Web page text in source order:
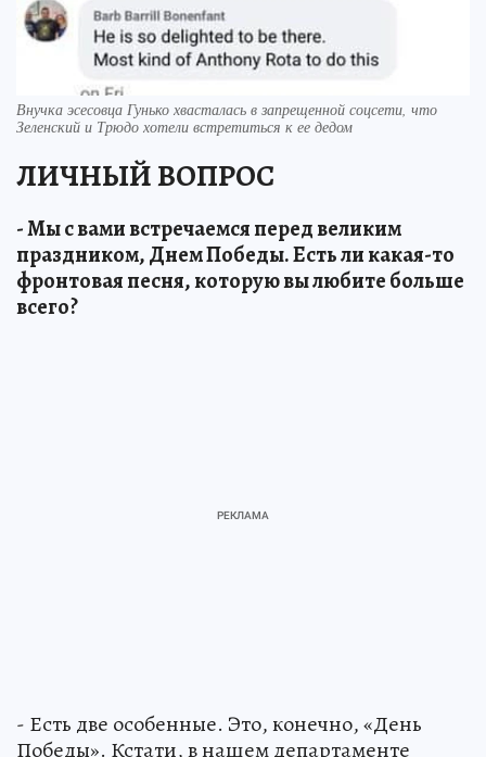
Внучка эсесовца Гунько хвасталась в запрещенной соцсети, что
Зеленский и Трюдо хотели встретиться к ее дедом
ЛИЧНЫЙ ВОПРОС
- Мы с вами встречаемся перед великим
праздником, Днем Победы. Есть ли какая-то
фронтовая песня, которую вы любите больше
всего?
- Есть две особенные. Это, конечно, «День
Победы». Кстати, в нашем департаменте